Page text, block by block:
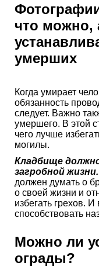
что можно,
умерших
Когда умирает
обязанность
следует. Важно
умершего. В этой
чего лучше
могилы.
Кладбище
загробной жизни.
должен думать о
о своей жизни и
избегать грехов.
способствовать
Можно ли
ограды?